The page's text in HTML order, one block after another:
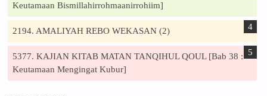
Keutamaan Bismillahirrohmaanirrohiim]
2194. AMALIYAH REBO WEKASAN (2)
5377. KAJIAN KITAB MATAN TANQIHUL QOUL [Bab 38 :
Keutamaan Mengingat Kubur]